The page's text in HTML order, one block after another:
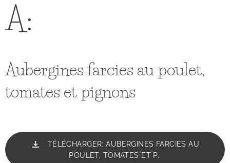
A:
Aubergines farcies au poulet,
tomates et pignons
TÉLÉCHARGER: AUBERGINES FARCIES AU
POULET, TOMATES ET P..